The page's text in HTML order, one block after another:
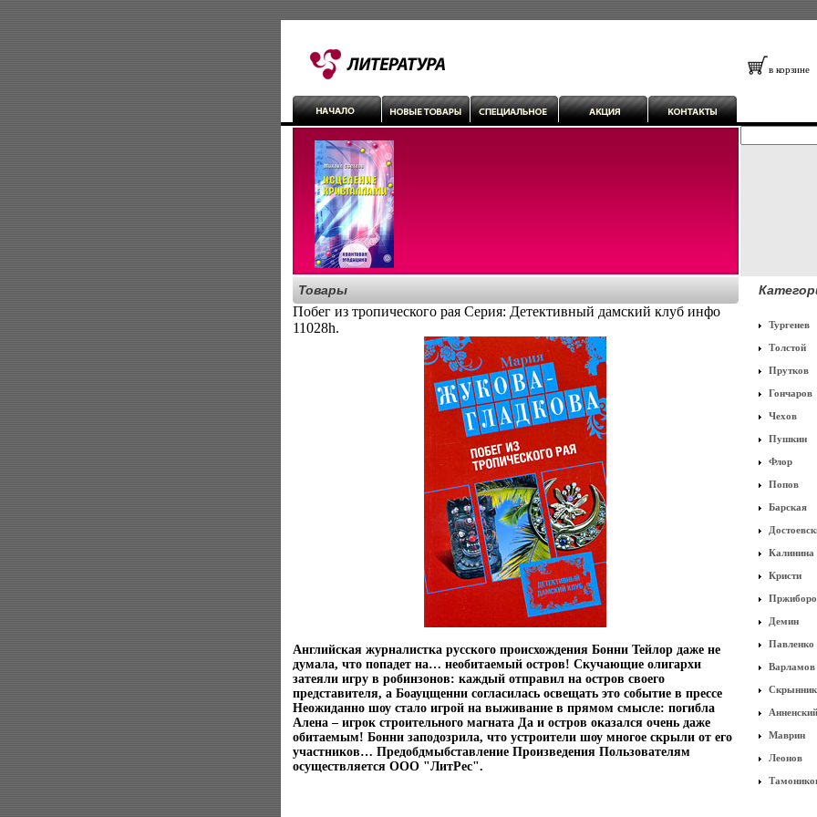
в корзине
Товары
Побег из тропического рая Серия: Детективный дамский клуб инфо
11028h.
Английская журналистка русского происхождения Бонни Тейлор даже не
думала, что попадет на… необитаемый остров! Скучающие олигархи
затеяли игру в робинзонов: каждый отправил на остров своего
представителя, а Боауцщенни согласилась освещать это событие в прессе
Неожиданно шоу стало игрой на выживание в прямом смысле: погибла
Алена – игрок строительного магната Да и остров оказался очень даже
обитаемым! Бонни заподозрила, что устроители шоу многое скрыли от его
участников… Предобдмыбставление Произведения Пользователям
осуществляется ООО "ЛитРес".
Тургенев
Толстой
Прутков
Гончаров
Чехов
Пушкин
Флор
Попов
Барская
Калинина
Кристи
Демин
Павленко
Варламов
Анненский
Маврин
Леонов